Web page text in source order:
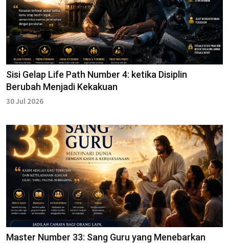
Sisi Gelap Life Path Number 4: ketika Disiplin
Berubah Menjadi Kekakuan
30 Jul 2026
Master Number 33: Sang Guru yang Menebarkan